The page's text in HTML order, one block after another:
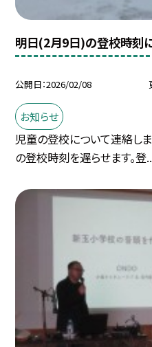
明日(2月9日)の登校時刻
公開日 2026/02/08
お知らせ
児童の登校について連絡し
の登校時刻を遅らせます。登